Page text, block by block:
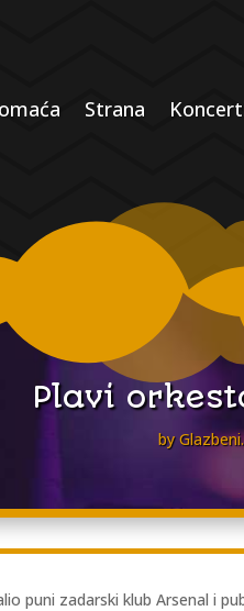
Strana
Plavi
by
puni zadarski klub Arsenal i